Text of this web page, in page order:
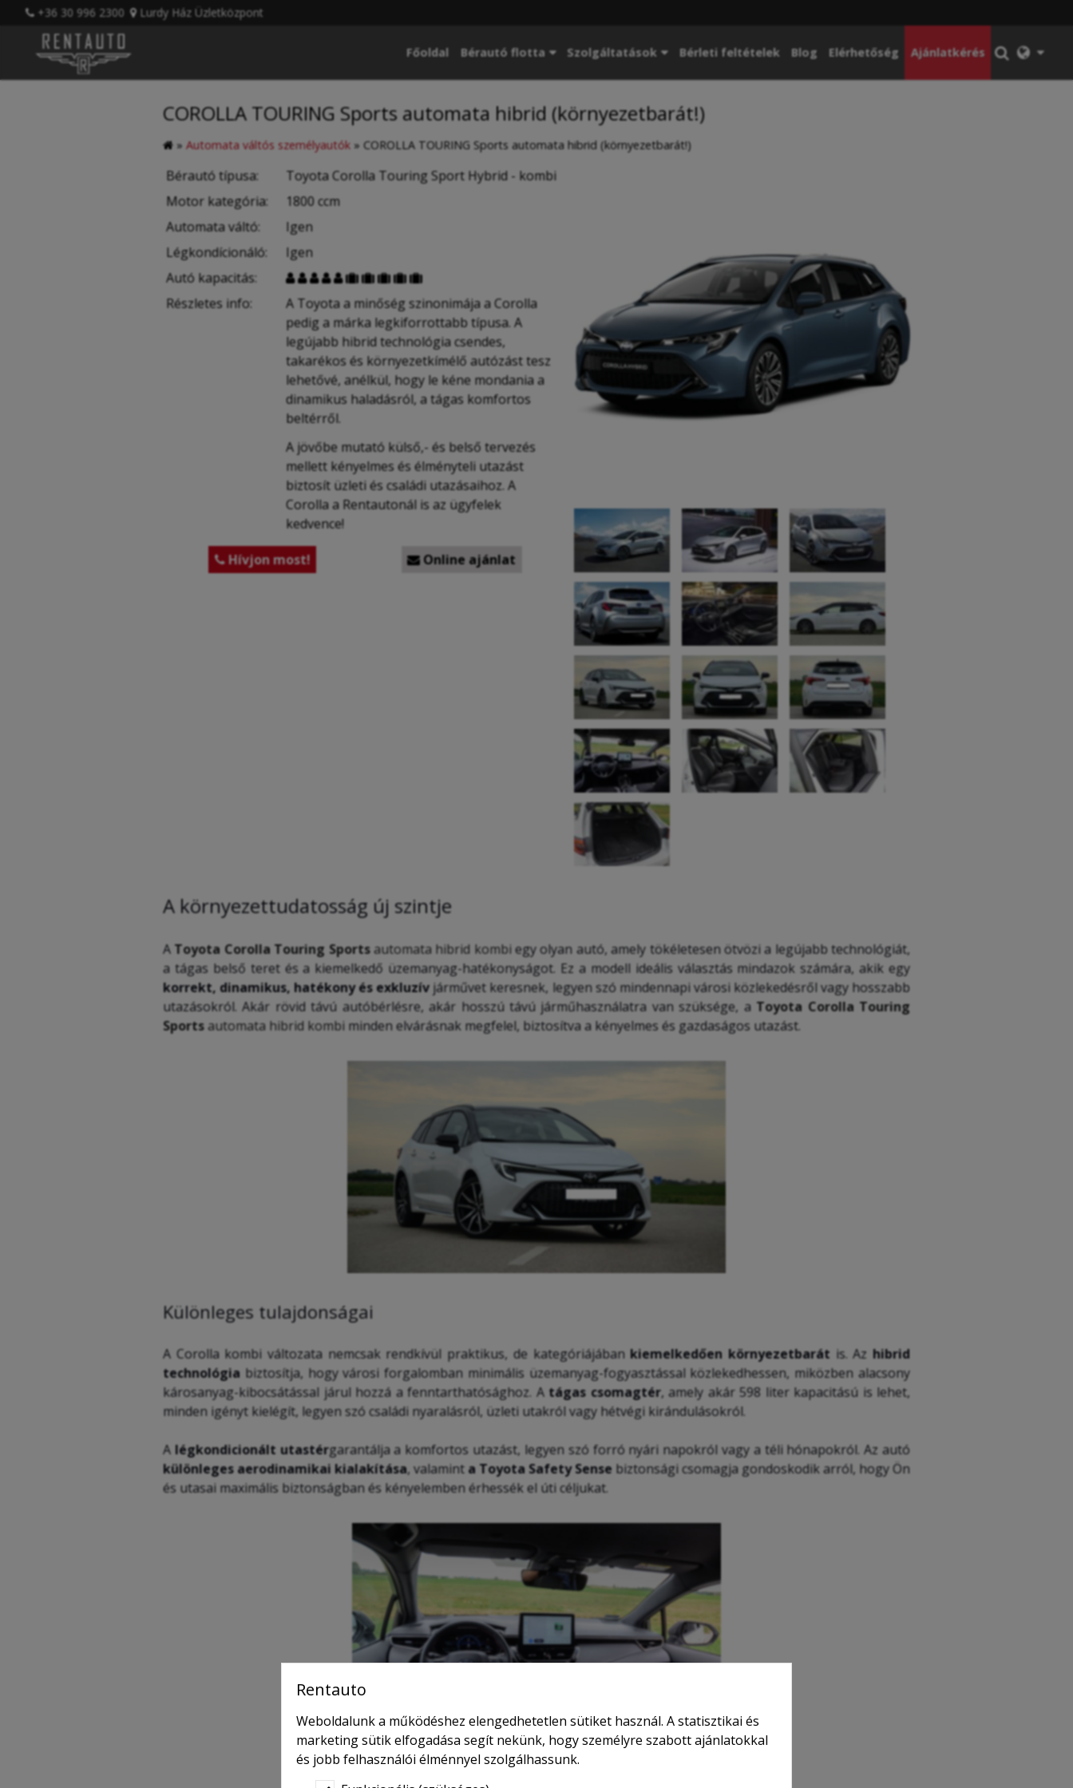
+36 30 996 2300 Lurdy Ház Üzletközpont
Főoldal Bérautó flotta Szolgáltatások Bérleti feltételek Blog Elérhetőség Ajánlatkérés
COROLLA TOURING Sports automata hibrid (környezetbarát!)
» Automata váltós személyautók » COROLLA TOURING Sports automata hibrid (környezetbarát!)
Bérautó típusa:
Toyota Corolla Touring Sport Hybrid - kombi
Motor kategória:
1800 ccm
Automata váltó:
Igen
Légkondícionáló:
Igen
Autó kapacitás:
         
Részletes info:
A Toyota a minőség szinonimája a Corolla
pedig a márka legkiforrottabb típusa. A
legújabb hibrid technológia csendes,
takarékos és környezetkímélő autózást tesz
lehetővé, anélkül, hogy le kéne mondania a
dinamikus haladásról, a tágas komfortos
beltérről.
A jövőbe mutató külső,- és belső tervezés
mellett kényelmes és élményteli utazást
biztosít üzleti és családi utazásaihoz. A
Corolla a Rentautonál is az ügyfelek
kedvence!
Hívjon most! Online ajánlat
A környezettudatosság új szintje
A Toyota Corolla Touring Sportsautomata hibrid kombiegy olyan autó, amely tökéletesen ötvözi a legújabb technológiát,
a tágas belső teret és a kiemelkedő üzemanyag-hatékonyságot. Ez a modell ideális választás mindazok számára, akik egy
korrekt, dinamikus, hatékony és exkluzív járművet keresnek, legyen szó mindennapi városi közlekedésről vagy hosszabb
utazásokról. Akár rövid távú autóbérlésre, akár hosszú távú járműhasználatra van szüksége, a Toyota Corolla Touring
Sportsautomata hibrid kombi minden elvárásnak megfelel, biztosítva a kényelmes és gazdaságos utazást.
Különleges tulajdonságai
A Corolla kombi változata nemcsak rendkívül praktikus, de kategóriájában kiemelkedően környezetbarát is. Az hibrid
technológia biztosítja, hogy városi forgalomban minimális üzemanyag-fogyasztással közlekedhessen, miközben alacsony
károsanyag-kibocsátással járul hozzá a fenntarthatósághoz. A tágas csomagtér, amely akár 598 liter kapacitású is lehet,
minden igényt kielégít, legyen szó családi nyaralásról, üzleti utakról vagy hétvégi kirándulásokról.
A légkondicionált utastérgarantálja a komfortos utazást, legyen szó forró nyári napokról vagy a téli hónapokról. Az autó
különleges aerodinamikai kialakítása, valaminta Toyota Safety Sense biztonsági csomagja gondoskodik arról, hogy Ön
és utasai maximális biztonságban és kényelemben érhessék el úti céljukat.
Rentauto
Weboldalunk a működéshez elengedhetetlen sütiket használ. A statisztikai és
marketing sütik elfogadása segít nekünk, hogy személyre szabott ajánlatokkal
és jobb felhasználói élménnyel szolgálhassunk.